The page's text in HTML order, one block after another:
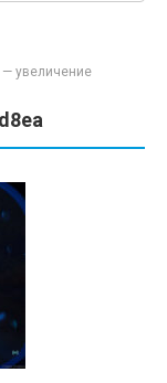
— увеличение